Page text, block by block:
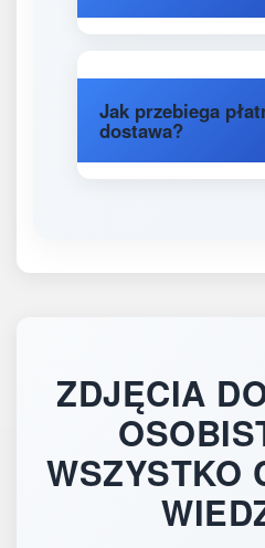
Jak przebiega
dostawa?
ZDJĘCIA
WSZYSTKO